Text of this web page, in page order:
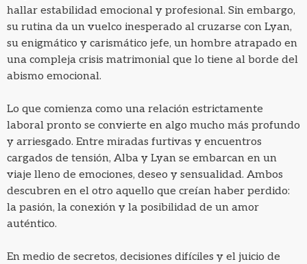
hallar estabilidad emocional y profesional. Sin embargo,
su rutina da un vuelco inesperado al cruzarse con Lyan,
su enigmático y carismático jefe, un hombre atrapado en
una compleja crisis matrimonial que lo tiene al borde del
abismo emocional.
Lo que comienza como una relación estrictamente
laboral pronto se convierte en algo mucho más profundo
y arriesgado. Entre miradas furtivas y encuentros
cargados de tensión, Alba y Lyan se embarcan en un
viaje lleno de emociones, deseo y sensualidad. Ambos
descubren en el otro aquello que creían haber perdido:
la pasión, la conexión y la posibilidad de un amor
auténtico.
En medio de secretos, decisiones difíciles y el juicio de